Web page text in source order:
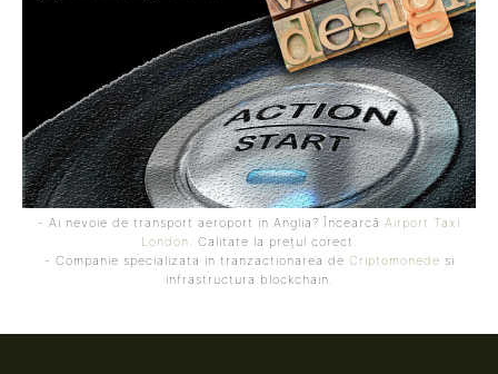
- Ai nevoie de transport aeroport in Anglia? Încearcă Airport Taxi
London . Calitate la prețul corect.
- Companie specializata in tranzactionarea de Criptomonede si
infrastructura blockchain.